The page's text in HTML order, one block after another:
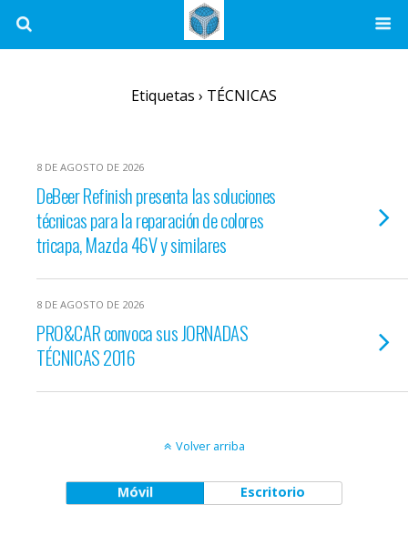
Etiquetas › TÉCNICAS
8 DE AGOSTO DE 2026
DeBeer Refinish presenta las soluciones
técnicas para la reparación de colores
tricapa, Mazda 46V y similares
8 DE AGOSTO DE 2026
PRO&CAR convoca sus JORNADAS
TÉCNICAS 2016
Volver arriba
Móvil Escritorio